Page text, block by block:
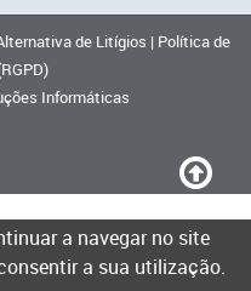
de Litígios | Política de
Informáticas
a navegar no site
a sua utilização.